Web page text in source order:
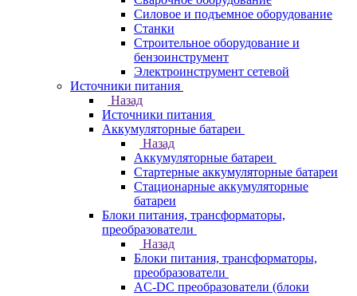
Силовое и подъемное оборудование
Станки
Строительное оборудование и
бензоинструмент
Электроинструмент сетевой
Источники питания
Назад
Источники питания
Аккумуляторные батареи
Назад
Аккумуляторные батареи
Стартерные аккумуляторные батареи
Стационарные аккумуляторные
батареи
Блоки питания, трансформаторы,
преобразователи
Назад
Блоки питания, трансформаторы,
преобразователи
AC-DC преобразователи (блоки